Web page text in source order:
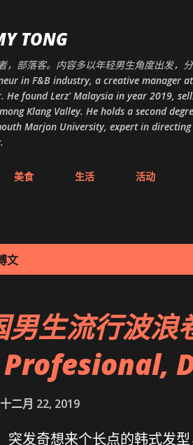
TONG
，部落客。内容多以年轻男生角度出发，
in F&B industry, a creative manager
He found Lerz' Malaysia in year 2019,
Klang Valley. He holds a second
Marjon University, expert in
美食 生活 活动
文
生流行波浪
十二月 22, 2019
突发奇想来个长点的韩式发